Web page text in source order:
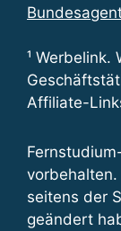
¹ Werbelink.
Affiliate-
seitens der
geändert